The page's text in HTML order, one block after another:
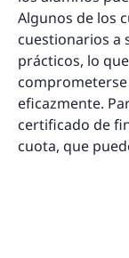
Algunos de los
cuestionarios a
prácticos, lo
eficazmente.
certificado de
cuota, que